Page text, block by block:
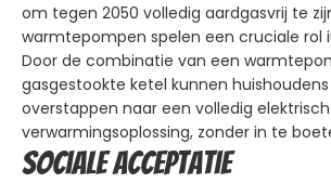
om tegen 2050 volledig aardgasvrij te
warmtepompen spelen een cruciale rol
Door de combinatie van een
gasgestookte ketel kunnen
overstappen naar een volledig
verwarmingsoplossing, zonder in te
Sociale acceptatie